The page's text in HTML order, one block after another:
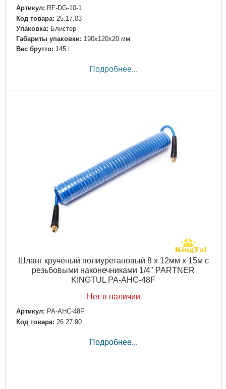
Артикул: RF-DG-10-1
Код товара: 25.17.03
Упаковка: Блистер
Габариты упаковки: 190x120x20 мм
Вес брутто: 145 г
Подробнее...
Шланг кручёный полиуретановый 8 х 12мм х 15м с
резьбовыми наконечниками 1/4" PARTNER
KINGTUL PA-AHC-48F
Нет в наличии
Артикул: PA-AHC-48F
Код товара: 26.27.90
Подробнее...